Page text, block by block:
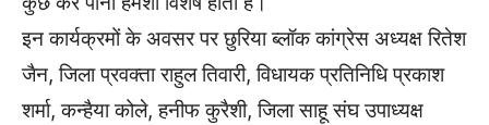
इन कार्यक्रमों के अवसर पर छुरिया ब्लॉक कांग्रेस अध्यक्ष रितेश
जैन, जिला प्रवक्ता राहुल तिवारी, विधायक प्रतिनिधि प्रकाश
शर्मा, कन्हैया कोले, हनीफ कुरैशी, जिला साहू संघ उपाध्यक्ष